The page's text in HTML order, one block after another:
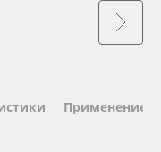
Применение